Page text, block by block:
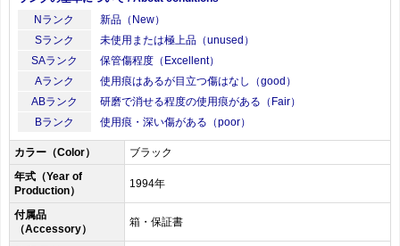
Nランク
新品（New）
Sランク
未使用または極上品（unused）
SAランク
保管傷程度（Excellent）
Aランク
使用痕はあるが目立つ傷はなし（good）
ABランク
研磨で消せる程度の使用痕がある（Fair）
Bランク
使用痕・深い傷がある（poor）
カラー（Color）
ブラック
年式（Year of
Production）
1994年
付属品
（Accessory）
箱・保証書